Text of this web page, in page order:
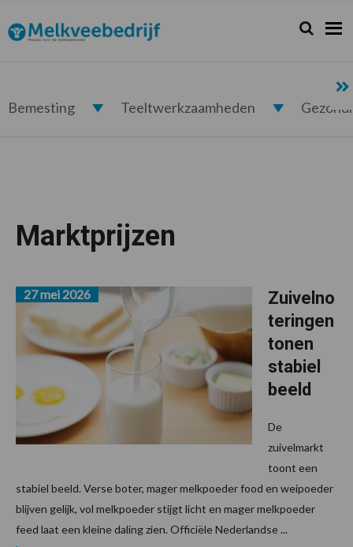
de
hoofdnavigatie
de
hoofd
de
voettekst
Melkveebedrijf.nl Zoeken...
Zoek
Bemesting Teeltwerkzaamheden
Marktprijzen
Zuivelno
teringen
tonen
stabiel
beeld
27 mei 2026
De
zuivelmarkt
toont een
stabiel beeld. Verse boter, mager melkpoeder food en weipoeder
blijven gelijk, vol melkpoeder stijgt licht en mager melkpoeder
feed laat een kleine daling zien. Officiële Nederlandse ...